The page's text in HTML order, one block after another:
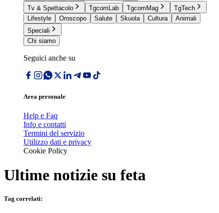
Tv & Spettacolo
TgcomLab TgcomMag
TgTech
Lifestyle
Oroscopo Salute Skuola Cultura
Animali
Speciali
Chi siamo
Seguici anche su
Area personale
Help e Faq
Info e contatti
Termini del servizio
Utilizzo dati e privacy
Cookie Policy
Ultime notizie su feta
Tag correlati: